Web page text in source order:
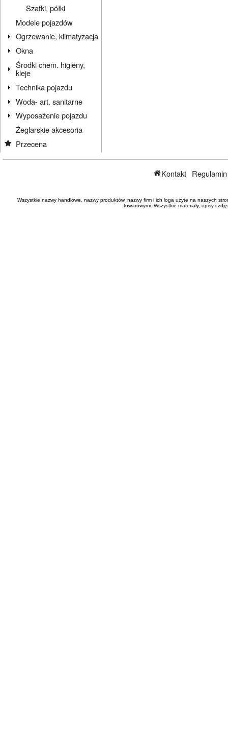
Szafki, półki
Modele pojazdów
Ogrzewanie, klimatyzacja
Okna
Środki chem. higieny,
kleje
Technika pojazdu
Woda- art. sanitarne
Wyposażenie pojazdu
Żeglarskie akcesoria
Przecena
Kontakt
Wszystkie nazwy handlowe, nazwy produktów, nazwy firm i ich loga użyte na naszych
towarowymi. Wszystkie materiały, opisy i